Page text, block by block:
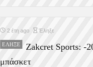
2 έτη ago Έληξε
ΈΛΗΞΕ
Zakcret Sports: -
μπάσκετ